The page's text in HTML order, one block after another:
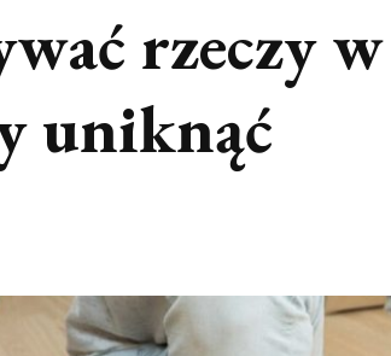
rzeczy w
uniknąć